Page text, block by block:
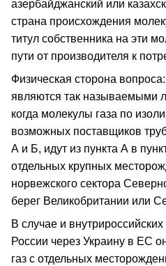
азербайджанский или
страна происхождения
титул собственника на эти
пути от производителя к
Физическая сторона
являются так называемыми
когда молекулы газа по
возможных поставщиков
А и Б, идут из пункта А в
отдельных крупных
норвежского сектора
берег Великобритании или
В случае и
России через Украину в ЕС
газ с отдельных